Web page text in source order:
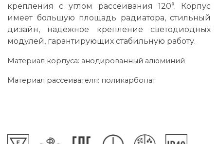
крепления с углом рассеивания 120°. Корпус
имеет большую площадь радиатора, стильный
дизайн, надежное крепление светодиодных
модулей, гарантирующих стабильную работу.
Материал корпуса: анодированный алюминий
Материал рассеивателя: поликарбонат